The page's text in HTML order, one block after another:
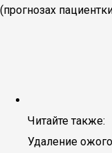
(прогнозах
Читайте также:
Удаление